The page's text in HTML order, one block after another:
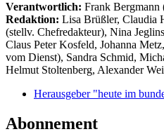
Verantwortlich: Frank Bergmann
Redaktion: Lisa Brüßler, Claudia
(stellv. Chefredakteur), Nina
Claus Peter Kosfeld, Johanna
vom Dienst), Sandra Schmid,
Helmut Stoltenberg, Alexander
Herausgeber "heute im
Abonnement